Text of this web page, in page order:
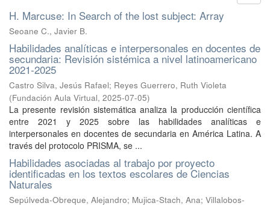
H. Marcuse: In Search of the lost subject: Array
Seoane C., Javier B.
Habilidades analíticas e interpersonales en docentes de
secundaria: Revisión sistémica a nivel latinoamericano
2021-2025
Castro Silva, Jesús Rafael; Reyes Guerrero, Ruth Violeta
(Fundación Aula Virtual, 2025-07-05)
La presente revisión sistemática analiza la producción científica
entre 2021 y 2025 sobre las habilidades analíticas e
interpersonales en docentes de secundaria en América Latina. A
través del protocolo PRISMA, se ...
Habilidades asociadas al trabajo por proyecto
identificadas en los textos escolares de Ciencias
Naturales
Sepúlveda-Obreque, Alejandro; Mujica-Stach, Ana; Villalobos-